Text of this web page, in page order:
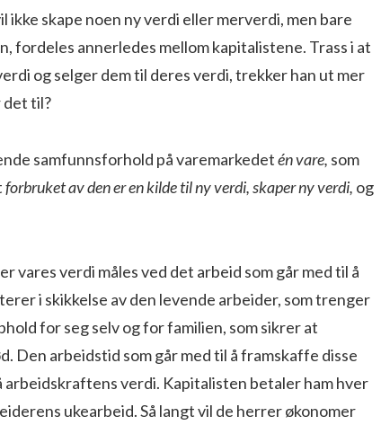
skape noen ny verdi eller merverdi, men bare
fordeles annerledes mellom kapitalistene. Trass i at
og selger dem til deres verdi, trekker han ut mer
det til?
samfunnsforhold på varemarkedetén vare, som
forbruket av den er en kilde til ny verdi, skaper ny verdi, og
vares verdi måles ved det arbeid som går med til å
i skikkelse av den levende arbeider, som trenger
for seg selv og for familien, som sikrer at
Den arbeidstid som går med til å framskaffe disse
verdi. Kapitalisten betaler ham hver
ukearbeid. Så langt vil de herrer økonomer